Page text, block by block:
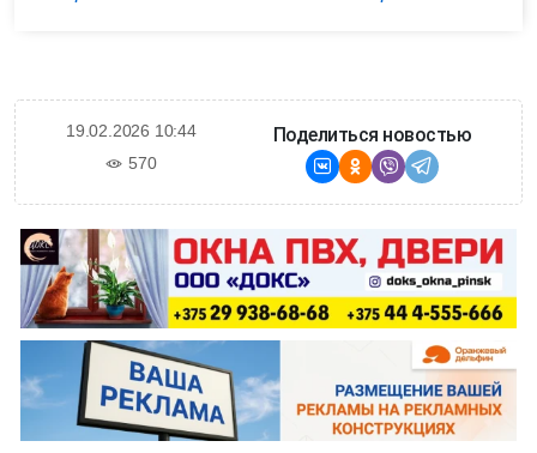
19.02.2026 10:44
570
Поделиться новостью